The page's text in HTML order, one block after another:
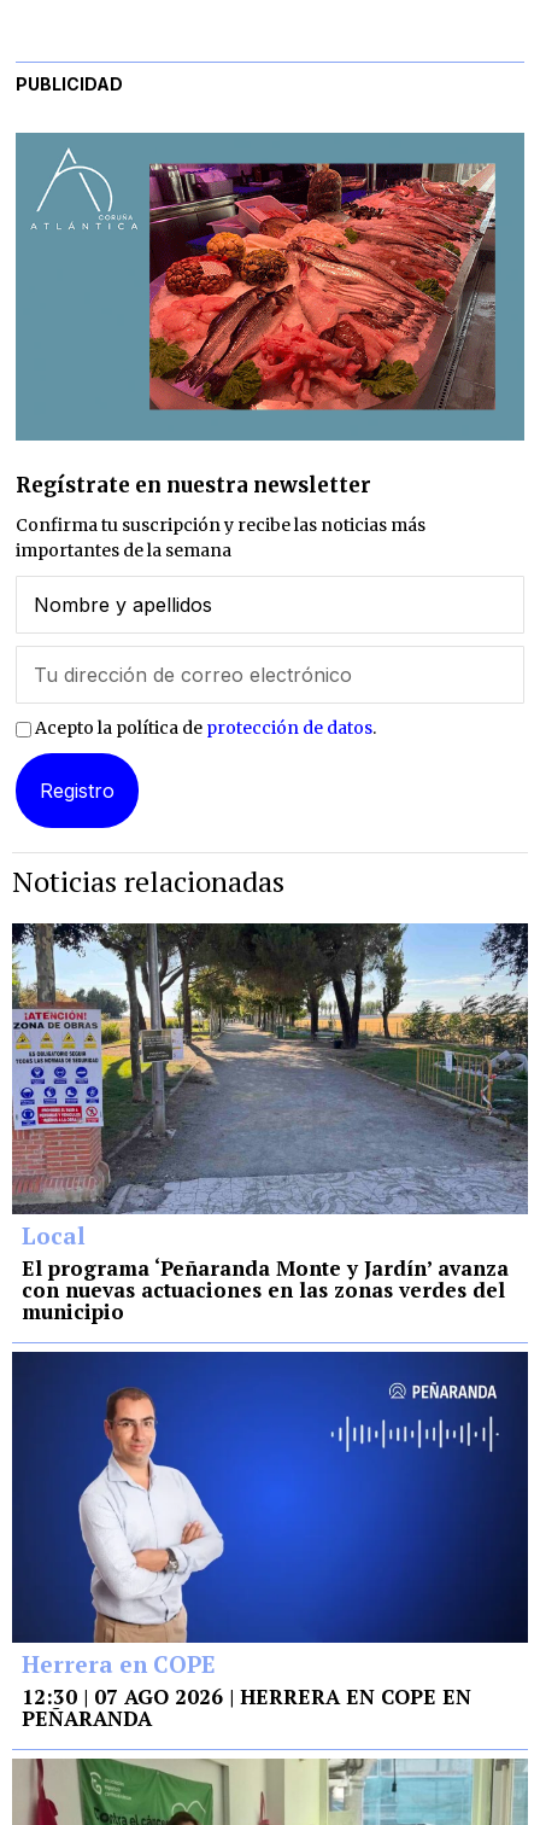
PUBLICIDAD
Regístrate en nuestra newsletter
Confirma tu suscripción y recibe las noticias más
importantes de la semana
Acepto la política de protección de datos.
Noticias relacionadas
Local
El programa ‘Peñaranda Monte y Jardín’ avanza
con nuevas actuaciones en las zonas verdes del
municipio
Herrera en COPE
12:30 | 07 AGO 2026 | HERRERA EN COPE EN
PEÑARANDA